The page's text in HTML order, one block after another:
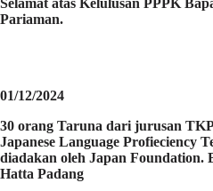
Selamat atas Kelulusan PPPK
Pariaman.
01/12/2024
30 orang Taruna dari jurusan
Japanese Language Profieciency
diadakan oleh Japan Foundation.
Hatta Padang